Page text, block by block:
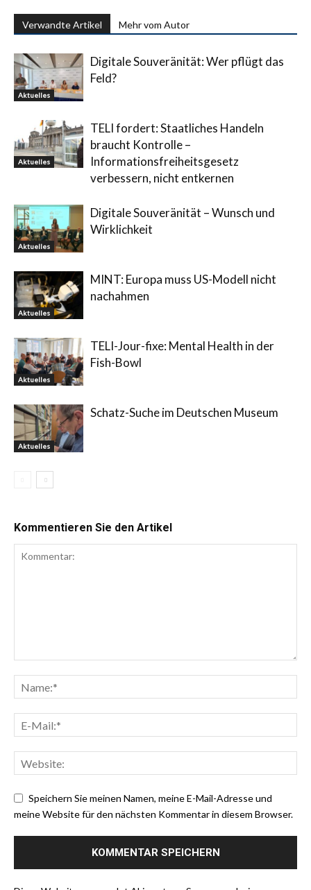
Verwandte Artikel Mehr vom Autor
Aktuelles
Digitale Souveränität: Wer pflügt das
Feld?
Aktuelles
TELI fordert: Staatliches Handeln
braucht Kontrolle –
Informationsfreiheitsgesetz
verbessern, nicht entkernen
Aktuelles
Digitale Souveränität – Wunsch und
Wirklichkeit
Aktuelles
MINT: Europa muss US-Modell nicht
nachahmen
Aktuelles
TELI-Jour-fixe: Mental Health in der
Fish-Bowl
Aktuelles
Schatz-Suche im Deutschen Museum
Kommentieren Sie den Artikel
Speichern Sie meinen Namen, meine E-Mail-Adresse und
meine Website für den nächsten Kommentar in diesem Browser.